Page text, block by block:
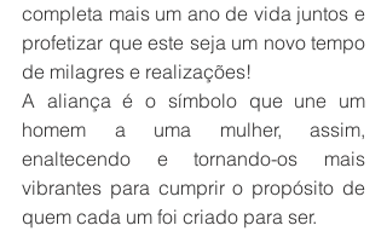
completa mais um ano de vida juntos e
profetizar que este seja um novo tempo
de milagres e realizações!
A aliança é o símbolo que une um
homem a uma mulher, assim,
enaltecendo e tornando-os mais
vibrantes para cumprir o propósito de
quem cada um foi criado para ser.